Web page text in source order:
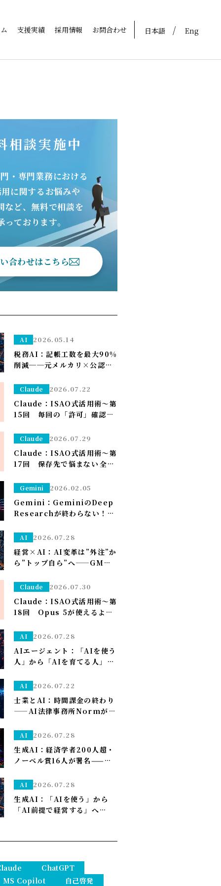
支援実績 採用情報 お問合わせ 日本語 Eng
相談実施中
・専門業務における
に関するお悩みや
など、無料で相談を
っております。
合わせはこちら
AI 2026.05.14
税務AI：記帳工数を最大90%
削減──元メルカリ×公認会
Zeimee、半年後の本格投入
Claude 2026.07.22
Claude：ISAO式活用術～第
15回 毎回の「許可」確認が
は「常に許可」で流す（※管
Claude 2026.07.29
Claude：ISAO式活用術～第
17回 保存先で悩まない――全部
して、仕分けはClaudeに任
Gemini 2026.02.05
Gemini：GeminiのDeep
Researchが終わらない！？
た1つ」のこと
AI 2026.07.28
経営×AI：AI変革は”外注”か
ら”トップ自ら”へ——GMO熊
任、社長がコードを書く
Claude 2026.07.30
Claude：ISAO式活用術～第
18回 Opus 5が使えるよう
ので改めて使い分けを考え直
Opus、「集める・手を動か
す」はSonnet～
AI 2026.07.28
AIエージェント：「AIを使う
人」から「AIを育てる人」へ
管理部はこう備える
AI 2026.07.22
士業とAI：時間課金の終わり
——AI法律事務所Normがユ
ぐ」への転換
AI 2026.07.28
生成AI：経済学者200人超・
ノーベル賞16人が署名——
AIの雇用喪失リスクに警鐘
AI 2026.07.28
生成AI：「AIを使う」から
「AI前提で経営する」へ——
ル企業も現実に
ChatGPT
MS Copilot
自己啓発